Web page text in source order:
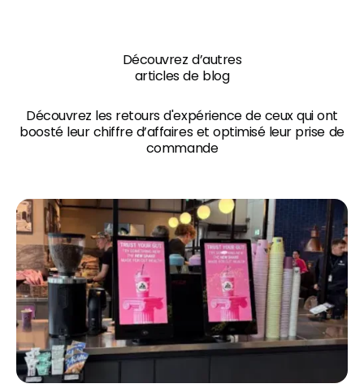
Découvrez d’autres
articles de blog
Découvrez les retours d'expérience de ceux qui ont
boosté leur chiffre d’affaires et optimisé leur prise de
commande